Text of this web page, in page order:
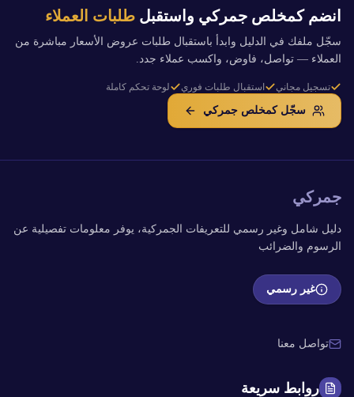
انضم كمخلص جمركي واستقبل طلبات العملاء
سجّل ملفك في الدليل وابدأ باستقبال طلبات عروض الأسعار مباشرة من
العملاء — تواصل، فاوض، واكسب عملاء جدد.
تسجيل مجاني استقبال طلبات فوري لوحة تحكم كاملة
سجّل كمخلص جمركي
جمركي
دليل شامل وغير رسمي للتعريفات الجمركية، يوفر معلومات تفصيلية عن
الرسوم والضرائب
غير رسمي
تواصل معنا
روابط سريعة